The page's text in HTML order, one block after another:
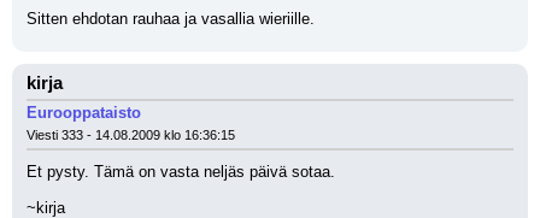
Sitten ehdotan rauhaa ja vasallia wieriille.
kirja
Eurooppataisto
Viesti 333 - 14.08.2009 klo 16:36:15
Et pysty. Tämä on vasta neljäs päivä sotaa.
~kirja